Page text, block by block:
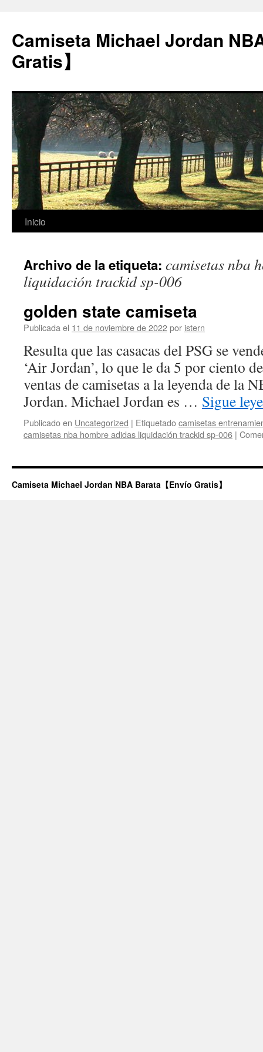
Camiseta Michael Jordan
Gratis】
Saltar
contenido
Inicio
Archivo de la etiqueta: camisetas nba
liquidación trackid sp-006
golden state camiseta
Publicada el 11 de noviembre de 2022por istern
Resulta que las casacas del PSG se
‘Air Jordan’, lo que le da 5 por ciento
ventas de camisetas a la leyenda de la
Jordan. Michael Jordan es … Sigue
Publicado en Uncategorized | Etiquetadocamisetas
camisetas nba hombre adidas liquidación trackid sp-006 |
Camiseta Michael Jordan NBA Barata【Envío Gratis】